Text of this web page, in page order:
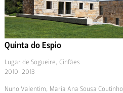
Quinta do Espio
Lugar de Sogueire, Cinfães
2010-2013
Nuno Valentim, Maria Ana Sousa Coutinho